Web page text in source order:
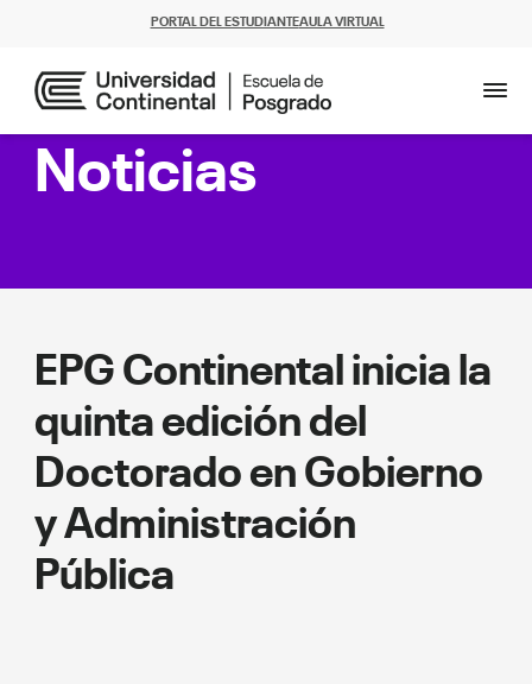
PORTAL DEL ESTUDIANTEAULA VIRTUAL
Noticias
EPG Continental inicia la
quinta edición del
Doctorado en Gobierno
y Administración
Pública